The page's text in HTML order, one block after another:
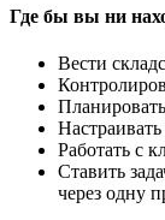
Где бы вы ни
Вести
Работать с
Ставить
через одну